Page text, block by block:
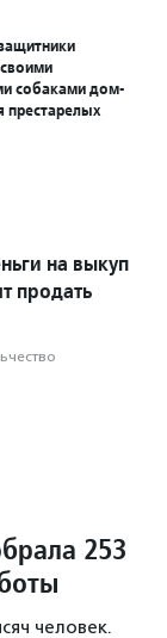
собаками дом-
престарелых
на выкуп
продать
253
человек.